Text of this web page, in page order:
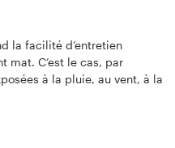
la facilité d’entretien
mat. C’est le cas, par
à la pluie, au vent, à la